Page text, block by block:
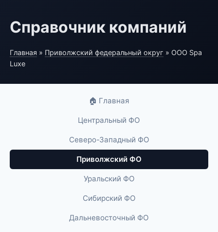
Справочник компаний
Главная » Приволжский федеральный округ » ООО Spa
Luxe
🏠 Главная
Центральный ФО
Северо-Западный ФО
Приволжский ФО
Уральский ФО
Сибирский ФО
Дальневосточный ФО